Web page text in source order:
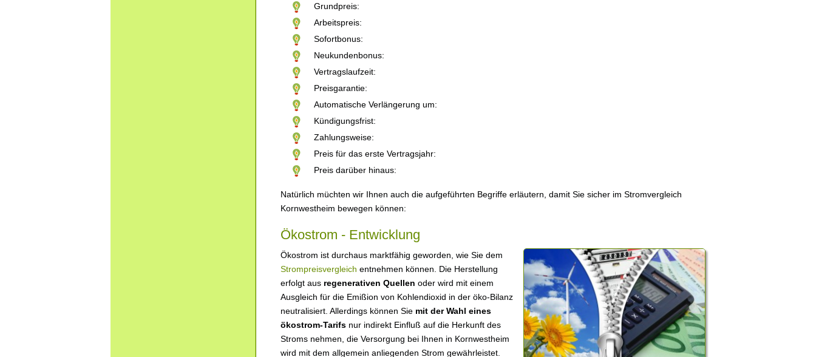
Grundpreis:
Arbeitspreis:
Sofortbonus:
Neukundenbonus:
Vertragslaufzeit:
Preisgarantie:
Automatische Verlängerung um:
Kündigungsfrist:
Zahlungsweise:
Preis für das erste Vertragsjahr:
Preis darüber hinaus:
Natürlich müchten wir Ihnen auch die aufgeführten Begriffe erläutern, damit Sie sicher im Stromvergleich
Kornwestheim bewegen können:
Ökostrom - Entwicklung
Ökostrom ist durchaus marktfähig geworden, wie Sie dem
Strompreisvergleich entnehmen können. Die Herstellung
erfolgt aus regenerativen Quellen oder wird mit einem
Ausgleich für die Emißion von Kohlendioxid in der öko-Bilanz
neutralisiert. Allerdings können Sie mit der Wahl eines
ökostrom-Tarifs nur indirekt Einfluß auf die Herkunft des
Stroms nehmen, die Versorgung bei Ihnen in Kornwestheim
wird mit dem allgemein anliegenden Strom gewährleistet.